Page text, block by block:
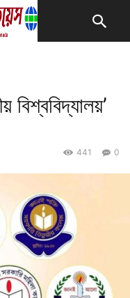
বিশ্ববিদ্যালয়’
0
441